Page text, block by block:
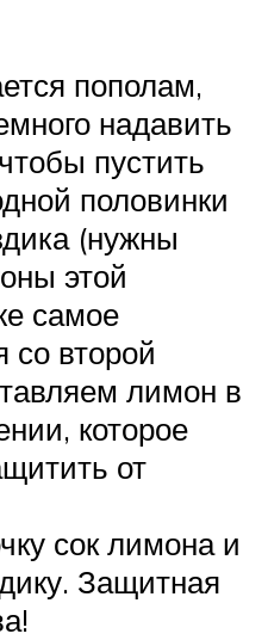
пополам,
надавить
пустить
половинки
(нужны
этой
самое
со второй
лимон в
которое
от
сок лимона и
Защитная